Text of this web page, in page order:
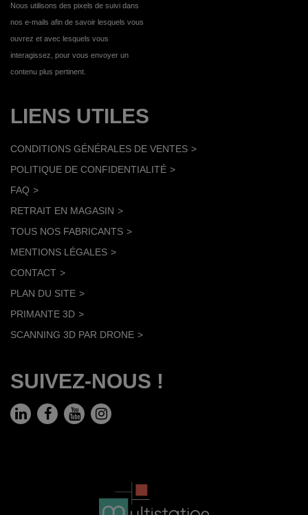
Nous utilisons des pixels de suivi dans
nos e-mails afin de savoir lesquels vous
ouvrez et avec lesquels vous
interagissez, pour vous envoyer un
contenu plus pertinent.
LIENS UTILES
CONDITIONS GÉNÉRALES DE VENTES
POLITIQUE DE CONFIDENTIALITÉ
FAQ
RETRAIT EN MAGASIN
TOUS NOS FABRICANTS
MENTIONS LÉGALES
CONTACT
PLAN DU SITE
PRIMANTE 3D
SCANNING 3D PAR DRONE
SUIVEZ-NOUS !